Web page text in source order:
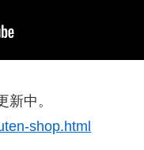
中。
shop.html